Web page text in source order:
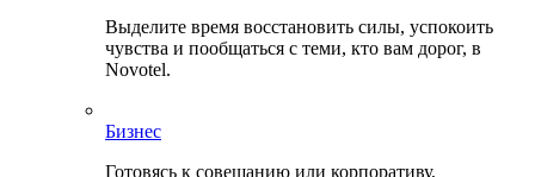
Выделите время восстановить силы, успокоить
чувства и пообщаться с теми, кто вам дорог, в
Novotel.
Бизнес
Готовясь к совещанию или корпоративу,